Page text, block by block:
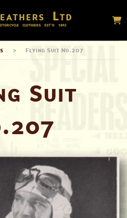
Ltd
CLOTHIERS EST’D 1892
> Flying Suit No.207
Suit